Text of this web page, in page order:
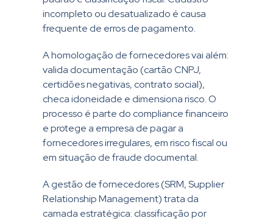
incompleto ou desatualizado é causa
frequente de erros de pagamento.
A homologação de fornecedores vai além:
valida documentação (cartão CNPJ,
certidões negativas, contrato social),
checa idoneidade e dimensiona risco. O
processo é parte do compliance financeiro
e protege a empresa de pagar a
fornecedores irregulares, em risco fiscal ou
em situação de fraude documental.
A gestão de fornecedores (SRM, Supplier
Relationship Management) trata da
camada estratégica: classificação por